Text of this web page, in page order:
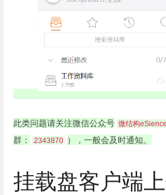
此类问题请关注微信公众号 微结构eSience
群：
2343870 ），一般会及时通知。
挂载盘客户端